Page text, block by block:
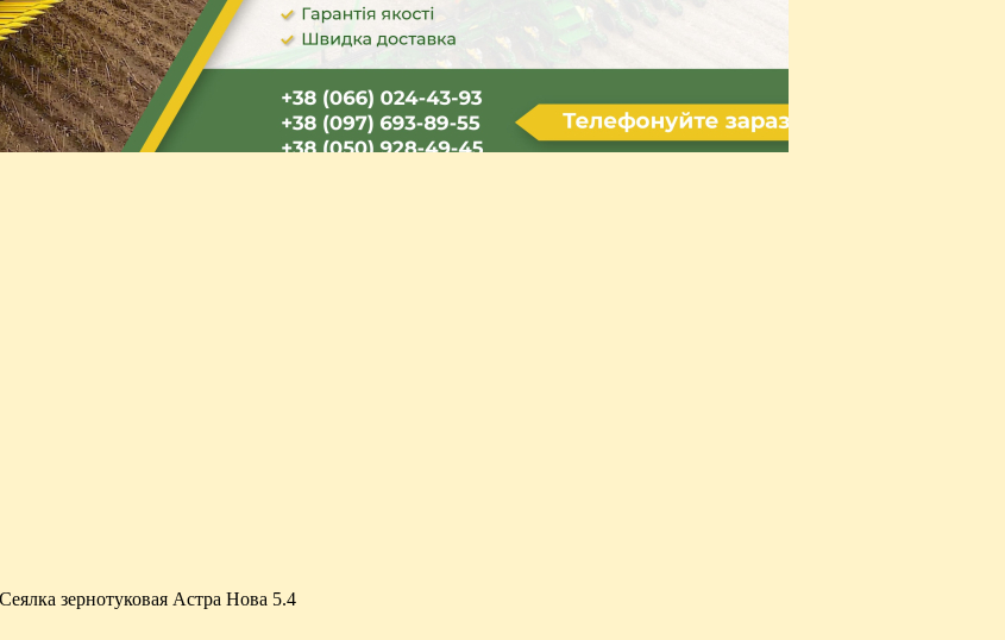
Сеялка зернотуковая Астра Нова 5.4